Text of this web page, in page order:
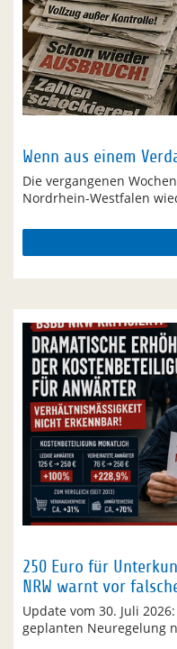
Wenn aus einem
Die vergangenen
Nordrhein-Westfalen
250 Euro für
NRW warnt vor
Update vom 30. Juli
geplanten Neuregelung